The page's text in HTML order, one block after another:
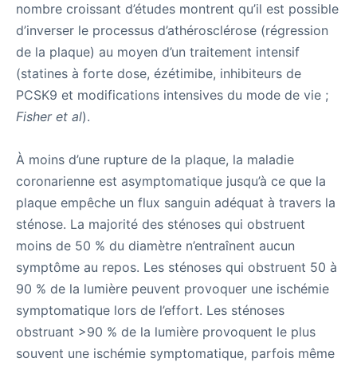
nombre croissant d’études montrent qu’il est possible
d’inverser le processus d’athérosclérose (régression
de la plaque) au moyen d’un traitement intensif
(statines à forte dose, ézétimibe, inhibiteurs de
PCSK9 et modifications intensives du mode de vie ;
Fisher et al).
À moins d’une rupture de la plaque, la maladie
coronarienne est asymptomatique jusqu’à ce que la
plaque empêche un flux sanguin adéquat à travers la
sténose. La majorité des sténoses qui obstruent
moins de 50 % du diamètre n’entraînent aucun
symptôme au repos. Les sténoses qui obstruent 50 à
90 % de la lumière peuvent provoquer une ischémie
symptomatique lors de l’effort. Les sténoses
obstruant >90 % de la lumière provoquent le plus
souvent une ischémie symptomatique, parfois même